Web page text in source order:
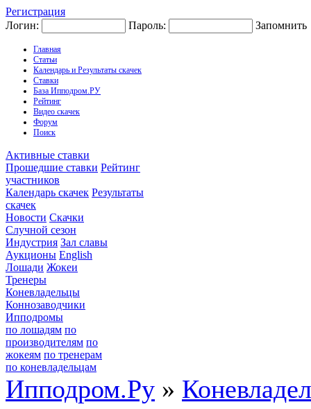
Регистрация
Логин:
Пароль: Запомнить
Главная
Статьи
Календарь и Результаты скачек
Ставки
База Ипподром.РУ
Рейтинг
Видео скачек
Форум
Поиск
Активные ставки
Прошедшие ставки Рейтинг
участников
Календарь скачек Результаты
скачек
Новости Скачки
Случной сезон
Индустрия Зал славы
Аукционы English
Лошади Жокеи
Тренеры
Коневладельцы
Коннозаводчики
Ипподромы
по лошадям по
производителям по
жокеям по тренерам
по коневладельцам
Ипподром.Ру »